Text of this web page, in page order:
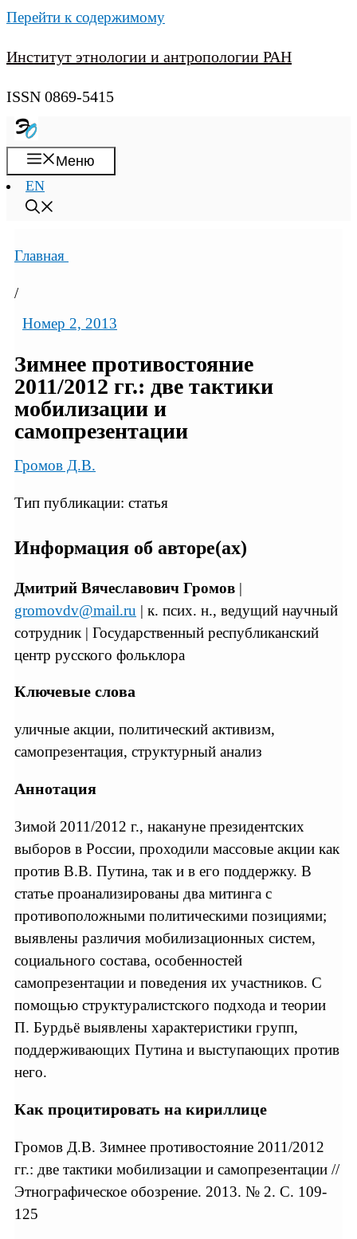
Перейти к содержимому
Институт этнологии и антропологии РАН
ISSN 0869-5415
Меню
EN
Главная
/
Номер 2, 2013
Зимнее противостояние
2011/2012 гг.: две тактики
мобилизации и
самопрезентации
Громов Д.В.
Тип публикации: статья
Информация об авторе(ах)
Дмитрий Вячеславович Громов |
gromovdv@mail.ru | к. псих. н., ведущий научный
сотрудник | Государственный республиканский
центр русского фольклора
Ключевые слова
уличные акции, политический активизм,
самопрезентация, структурный анализ
Аннотация
Зимой 2011/2012 г., накануне президентских
выборов в России, проходили массовые акции как
против В.В. Путина, так и в его поддержку. В
статье проанализированы два митинга с
противоположными политическими позициями;
выявлены различия мобилизационных систем,
социального состава, особенностей
самопрезентации и поведения их участников. С
помощью структуралистского подхода и теории
П. Бурдьё выявлены характеристики групп,
поддерживающих Путина и выступающих против
него.
Как процитировать на кириллице
Громов Д.В. Зимнее противостояние 2011/2012
гг.: две тактики мобилизации и самопрезентации //
Этнографическое обозрение. 2013. № 2. С. 109-
125